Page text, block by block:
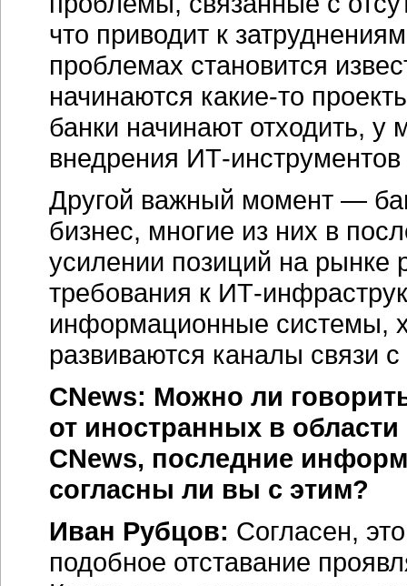
что приводит к
проблемах становится
начинаются какие-то
банки начинают отходить, у
внедрения ИТ-
Другой важный момент —
бизнес, многие из них в
усилении позиций на рынке
требования к ИТ-
информационные системы,
развиваются каналы связи
CNews: Можно ли
от иностранных в
CNews, последние
согласны ли вы с этим?
Иван Рубцов: Согласен,
подобное отставание